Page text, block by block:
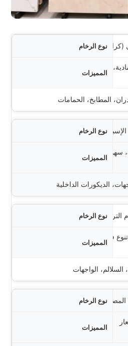
(كرارة)
المطابخ، الحمامات
سهولة
الديكورات الداخلية
التركي
في
السلالم، الواجهات
المصري